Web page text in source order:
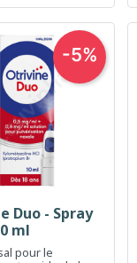
rapide
Duo - Spray
ml
pour le
-5%